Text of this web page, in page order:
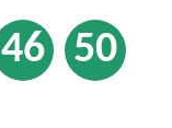
46 50